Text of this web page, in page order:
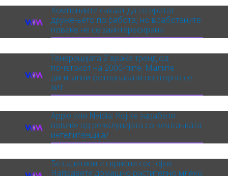
Компаниите сакаат да го вратат
дружењето по работа, но вработените
повеќе не се заинтересирани
Генерацијата Z враќа тренд од
почетокот на 2000-тите: Малите
дигитални фотоапарати повторно се
хит
Apple или Nvidia: Кој ќе заработи
повеќе од револуцијата со вештачката
интелигенција?
Без адитиви и скриени состојки:
Направете домашно растително млеко